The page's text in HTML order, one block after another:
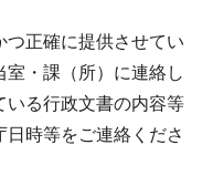
正確に提供させてい
・課（所）に連絡し
いる行政文書の内容等
時等をご連絡くださ